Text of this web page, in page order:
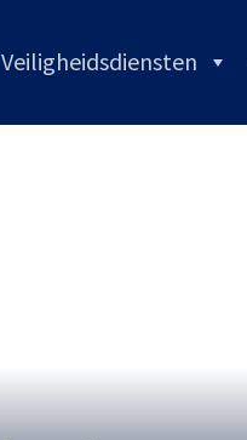
Veiligheidsdiensten